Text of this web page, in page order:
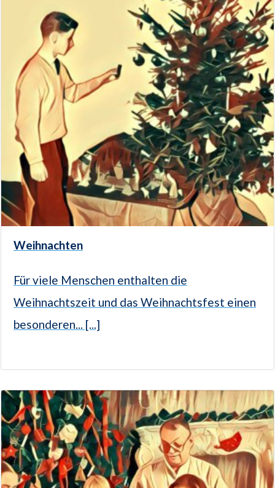
Weihnachten
Für viele Menschen enthalten die
Weihnachtszeit und das Weihnachtsfest einen
besonderen... [...]